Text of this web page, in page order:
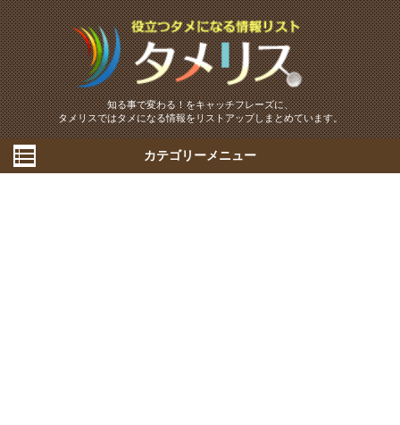
知る事で変わる！をキャッチフレーズに、
タメリスではタメになる情報をリストアップしまとめています。
カテゴリーメニュー